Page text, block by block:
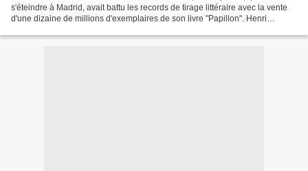
s'éteindre à Madrid, avait battu les records de tirage littéraire avec la vente
d'une dizaine de millions d'exemplaires de son livre "Papillon". Henri